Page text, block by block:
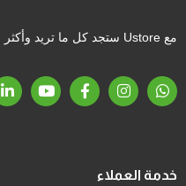
مع Ustore ستجد كل ما تريد وأكثر
خدمة العملاء